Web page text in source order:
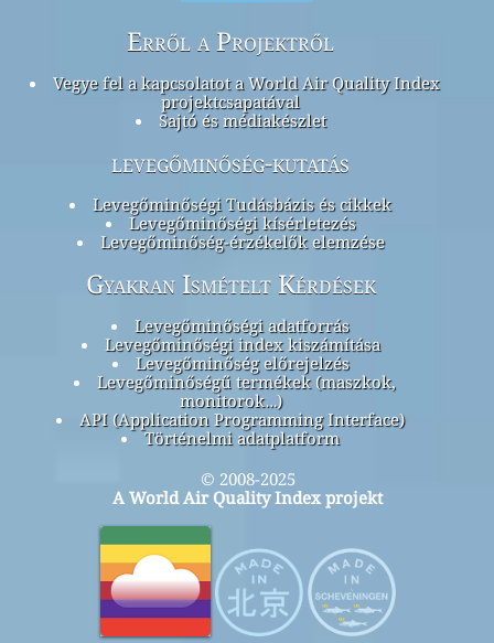
Erről a Projektről
Vegye fel a kapcsolatot a World Air Quality Index
projektcsapatával
Sajtó és médiakészlet
levegőminőség-kutatás
Levegőminőségi Tudásbázis és cikkek
Levegőminőségi kísérletezés
Levegőminőség-érzékelők elemzése
Gyakran Ismételt Kérdések
Levegőminőségi adatforrás
Levegőminőségi index kiszámítása
Levegőminőség előrejelzés
Levegőminőségű termékek (maszkok,
monitorok…)
API (Application Programming Interface)
Történelmi adatplatform
© 2008-2025
A World Air Quality Index projekt